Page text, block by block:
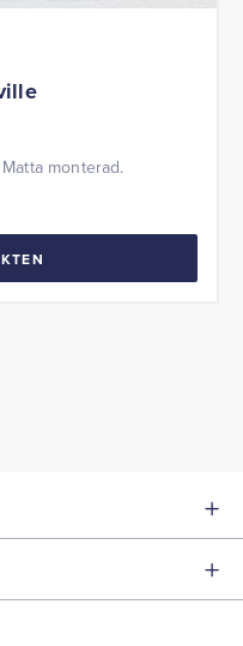
monterad.